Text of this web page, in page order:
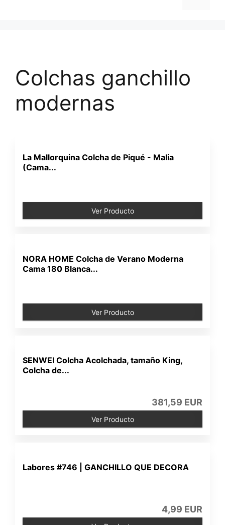
Colchas ganchillo
modernas
La Mallorquina Colcha de Piqué - Malia
(Cama...
Ver Producto
NORA HOME Colcha de Verano Moderna
Cama 180 Blanca...
Ver Producto
SENWEI Colcha Acolchada, tamaño King,
Colcha de...
381,59 EUR
Ver Producto
Labores #746 | GANCHILLO QUE DECORA
4,99 EUR